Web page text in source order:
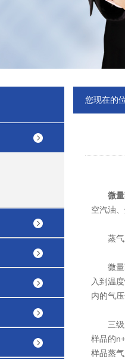
您现在的
微量
空汽油
蒸气压
微量蒸
入到温
内的气
三级膨
样品的
样品蒸气